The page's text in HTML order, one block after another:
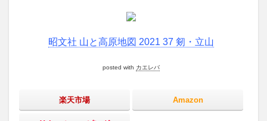
昭文社 山と高原地図 2021 37 剱・立山
posted with カエレバ
楽天市場 Amazon